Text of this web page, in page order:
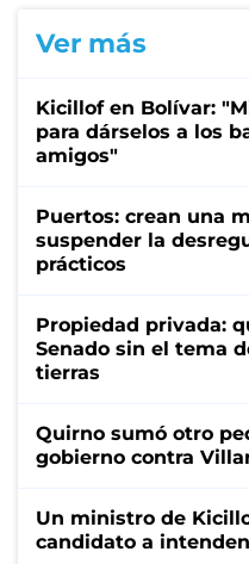
Ver más
Kicillof en Bolívar:
para dárselos a los
amigos"
Puertos: crean una
suspender la
prácticos
Propiedad privada:
Senado sin el tema
tierras
Quirno sumó otro
gobierno contra
Un ministro de
candidato a